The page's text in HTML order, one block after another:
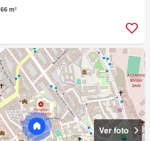
66 m²
Ver foto